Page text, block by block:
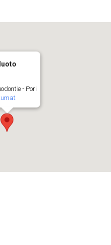
- Pori